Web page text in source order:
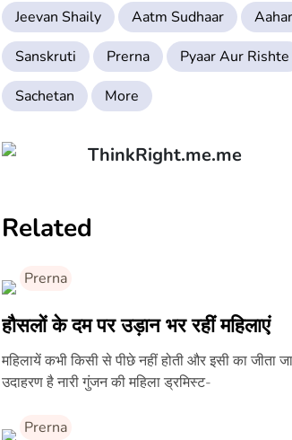
Jeevan Shaily
Aatm Sudhaar
Aahar
Sanskruti
Prerna
Pyaar Aur Rishte
Sachetan
More
ThinkRight.me.me
Related
Prerna
हौसलों के दम पर उड़ान भर रहीं महिलाएं
महिलायें कभी किसी से पीछे नहीं होती और इसी का जीता
उदाहरण है नारी गुंजन की महिला ड्रमिस्ट-
Prerna